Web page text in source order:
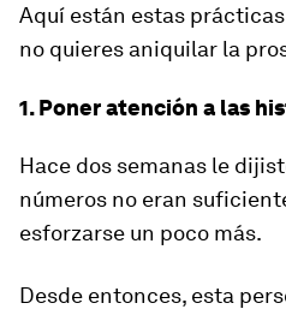
Aquí están estas
no quieres aniquilar la
1. Poner atención a las
Hace dos semanas le
números no eran
esforzarse un poco más.
Desde entonces, esta